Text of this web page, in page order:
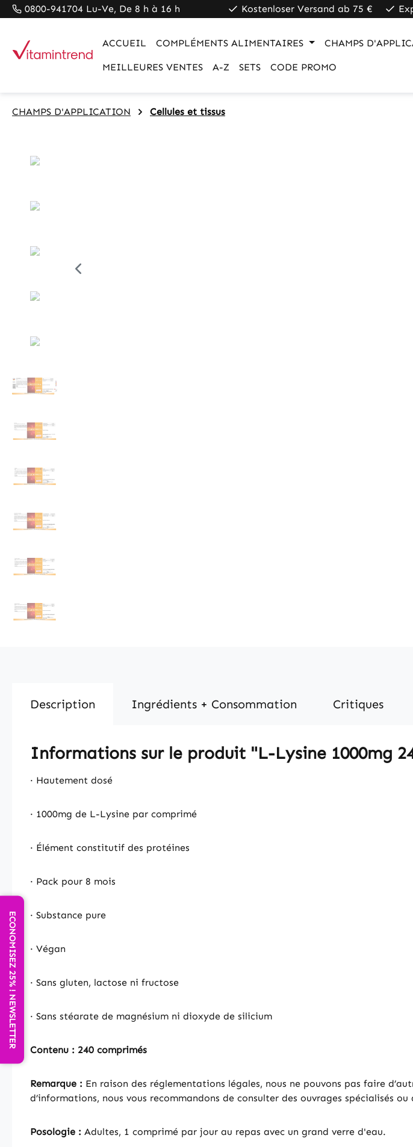
Zur Hauptnavigation springen
ECONOMISEZ 25% ! NEWSLETTER
0800-941704 Lu-Ve, De 8 h à 16 h Kostenloser Versand ab 75 €
ACCUEIL COMPLÉMENTS ALIMENTAIRES CHAMPS
MEILLEURES VENTES A-Z SETS CODE PROMO
CHAMPS D'APPLICATION Cellules et tissus
Description Ingrédients + Consommation Critiques
Informations sur le produit "L-Lysine 1000mg
· Hautement dosé
· 1000mg de L-Lysine par comprimé
· Élément constitutif des protéines
· Pack pour 8 mois
· Substance pure
· Végan
· Sans gluten, lactose ni fructose
· Sans stéarate de magnésium ni dioxyde de silicium
Contenu : 240 comprimés
Remarque : En raison des réglementations légales, nous ne pouvons pas faire
d’informations, nous vous recommandons de consulter des ouvrages spécialisés
Posologie : Adultes, 1 comprimé par jour au repas avec un grand verre d'eau.